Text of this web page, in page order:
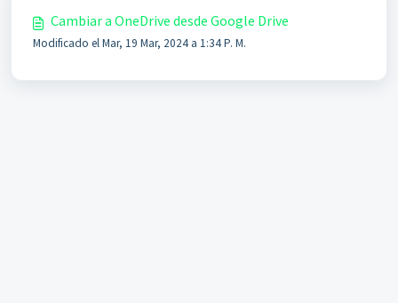
Cambiar a OneDrive desde Google Drive
Modificado el Mar, 19 Mar, 2024 a 1:34 P. M.